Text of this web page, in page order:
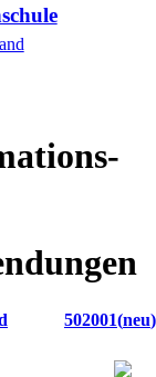
502001 neu